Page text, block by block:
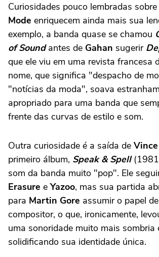
Curiosidades pouco lembradas
Mode enriquecem ainda mais sua
exemplo, a banda quase se chamou
of Soundantes de Gahan sugerir
que ele viu em uma revista francesa
nome, que significa "despacho de
"notícias da moda", soava
apropriado para uma banda que
frente das curvas de estilo e som.
Outra curiosidade é a saída de
primeiro álbum, Speak & Spell
som da banda muito "pop". Ele
Erasure eYazoo, mas sua partida
para Martin Gore assumir o papel
compositor, o que, ironicamente,
uma sonoridade muito mais sombria
solidificando sua identidade única.